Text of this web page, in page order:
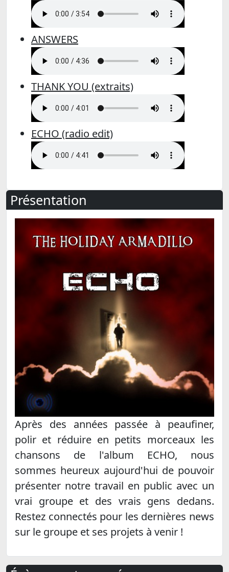
ANSWERS
THANK YOU (extraits)
ECHO (radio edit)
Présentation
Après des années passée à peaufiner,
polir et réduire en petits morceaux les
chansons de l'album ECHO, nous
sommes heureux aujourd'hui de pouvoir
présenter notre travail en public avec un
vrai groupe et des vrais gens dedans.
Restez connectés pour les dernières news
sur le groupe et ses projets à venir !